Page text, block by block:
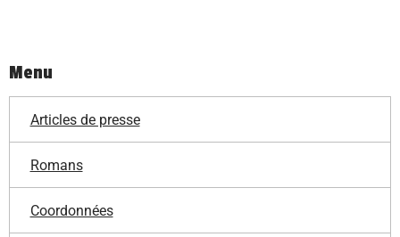
Menu
Articles de presse
Romans
Coordonnées